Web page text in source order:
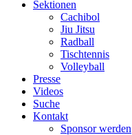
Sektionen
Cachibol
Jiu Jitsu
Radball
Tischtennis
Volleyball
Presse
Videos
Suche
Kontakt
Sponsor werden